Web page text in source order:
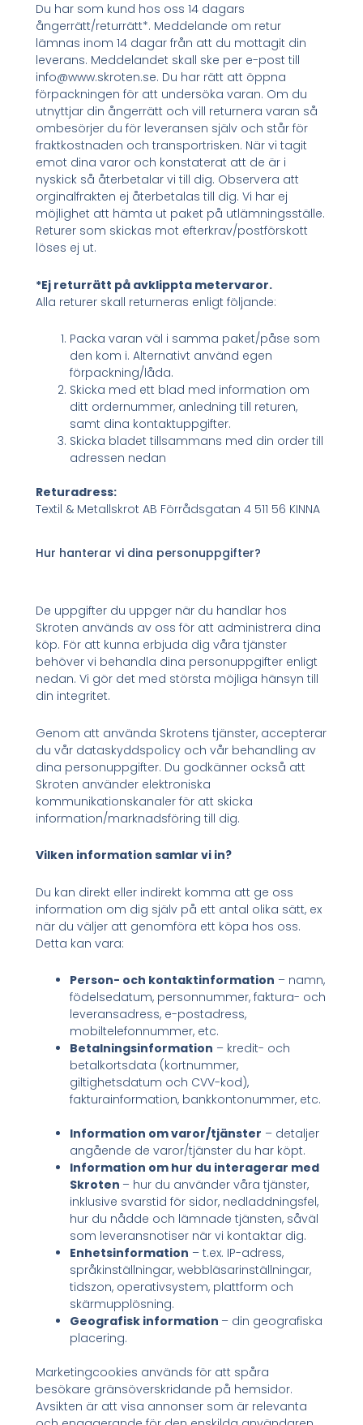
Du har som kund hos oss 14 dagars
ångerrätt/returrätt*. Meddelande om retur
lämnas inom 14 dagar från att du mottagit din
leverans. Meddelandet skall ske per e-post till
info@www.skroten.se. Du har rätt att öppna
förpackningen för att undersöka varan. Om du
utnyttjar din ångerrätt och vill returnera varan så
ombesörjer du för leveransen själv och står för
fraktkostnaden och transportrisken. När vi tagit
emot dina varor och konstaterat att de är i
nyskick så återbetalar vi till dig. Observera att
orginalfrakten ej återbetalas till dig. Vi har ej
möjlighet att hämta ut paket på utlämningsställe.
Returer som skickas mot efterkrav/postförskott
löses ej ut.
*Ej returrätt på avklippta metervaror.
Alla returer skall returneras enligt följande:
Packa varan väl i samma paket/påse som
den kom i. Alternativt använd egen
förpackning/låda.
Skicka med ett blad med information om
ditt ordernummer, anledning till returen,
samt dina kontaktuppgifter.
Skicka bladet tillsammans med din order till
adressen nedan
Returadress:
Textil & Metallskrot AB Förrådsgatan 4 511 56 KINNA
Hur hanterar vi dina personuppgifter?
De uppgifter du uppger när du handlar hos
Skroten används av oss för att administrera dina
köp. För att kunna erbjuda dig våra tjänster
behöver vi behandla dina personuppgifter enligt
nedan. Vi gör det med största möjliga hänsyn till
din integritet.
Genom att använda Skrotens tjänster, accepterar
du vår dataskyddspolicy och vår behandling av
dina personuppgifter. Du godkänner också att
Skroten använder elektroniska
kommunikationskanaler för att skicka
information/marknadsföring till dig.
Vilken information samlar vi in?
Du kan direkt eller indirekt komma att ge oss
information om dig själv på ett antal olika sätt, ex
när du väljer att genomföra ett köpa hos oss.
Detta kan vara:
Person- och kontaktinformation – namn,
födelsedatum, personnummer, faktura- och
leveransadress, e-postadress,
mobiltelefonnummer, etc.
Betalningsinformation – kredit- och
betalkortsdata (kortnummer,
giltighetsdatum och CVV-kod),
fakturainformation, bankkontonummer, etc.
Information om varor/tjänster – detaljer
angående de varor/tjänster du har köpt.
Information om hur du interagerar med
Skroten – hur du använder våra tjänster,
inklusive svarstid för sidor, nedladdningsfel,
hur du nådde och lämnade tjänsten, såväl
som leveransnotiser när vi kontaktar dig.
Enhetsinformation – t.ex. IP-adress,
språkinställningar, webbläsarinställningar,
tidszon, operativsystem, plattform och
skärmupplösning.
Geografisk information – din geografiska
placering.
Marketingcookies används för att spåra
besökare gränsöverskridande på hemsidor.
Avsikten är att visa annonser som är relevanta